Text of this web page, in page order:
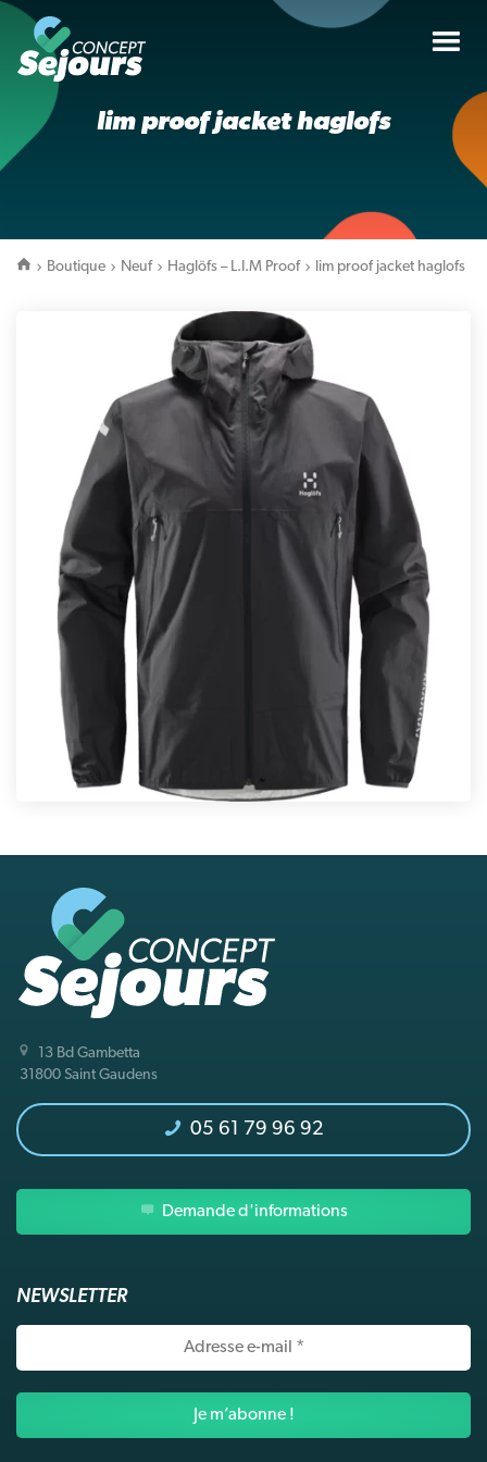
lim proof jacket haglofs
Boutique Neuf Haglöfs – L.I.M Proof lim proof jacket haglofs
13 Bd Gambetta
31800 Saint Gaudens
05 61 79 96 92
Demande d'informations
NEWSLETTER
Adresse